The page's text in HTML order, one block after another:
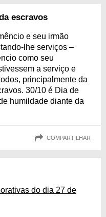
escravos
e seu irmão
lhe serviços –
como seu
a serviço e
principalmente da
30/10 é Dia de
humildade diante da
COMPARTILHAR
do dia 27 de